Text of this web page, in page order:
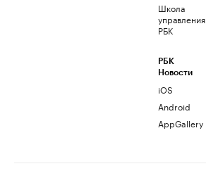
Школа
управления
РБК
РБК
Новости
iOS
Android
AppGallery